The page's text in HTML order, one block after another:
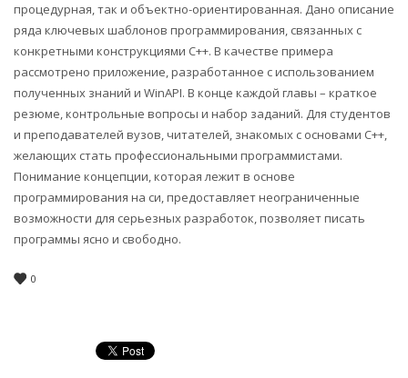
процедурная, так и объектно-ориентированная. Дано описание
ряда ключевых шаблонов программирования, связанных с
конкретными конструкциями С++. В качестве примера
рассмотрено приложение, разработанное с использованием
полученных знаний и WinAPI. В конце каждой главы – краткое
резюме, контрольные вопросы и набор заданий. Для студентов
и преподавателей вузов, читателей, знакомых с основами С++,
желающих стать профессиональными программистами.
Понимание концепции, которая лежит в основе
программирования на си, предоставляет неограниченные
возможности для серьезных разработок, позволяет писать
программы ясно и свободно.
0